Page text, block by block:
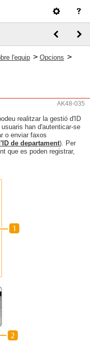
l'equip > Opcions >
AK48-035
realitzar la gestió d'ID
han d'autenticar-se
o enviar faxos
de departament). Per
que es poden registrar,